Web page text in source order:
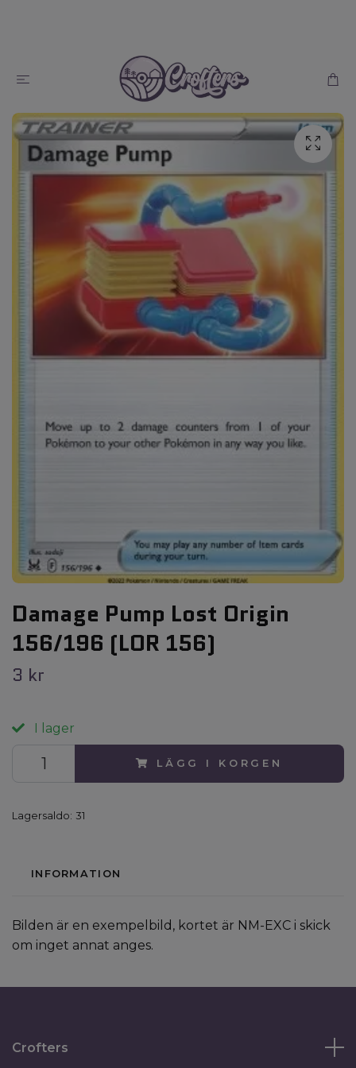
Damage Pump Lost Origin
156/196 (LOR 156)
3 kr
I lager
LÄGG I KORGEN
Lagersaldo: 31
INFORMATION
Bilden är en exempelbild, kortet är NM-EXC i skick
om inget annat anges.
Crofters